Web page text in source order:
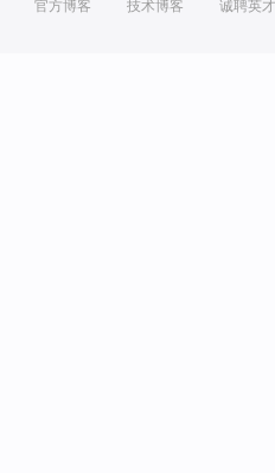
官方博客 技术博客 诚聘英才